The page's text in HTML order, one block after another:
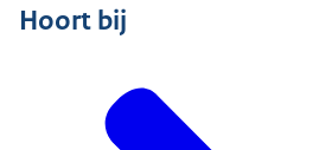
Hoort bij